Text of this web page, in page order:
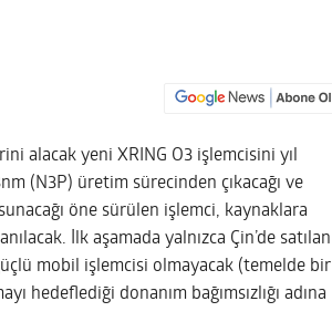
alacak yeni XRING O3 işlemcisini yıl
(N3P) üretim sürecinden çıkacağı ve
öne sürülen işlemci, kaynaklara
İlk aşamada yalnızca Çin’de satılan
mobil işlemcisi olmayacak (temelde bir
hedeflediği donanım bağımsızlığı adına